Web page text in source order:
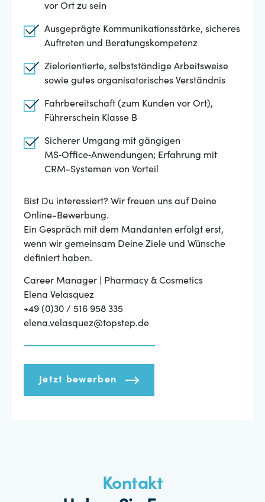
vor Ort zu sein
Ausgeprägte Kommunikationsstärke, sicheres
Auftreten und Beratungskompetenz
Zielorientierte, selbstständige Arbeitsweise
sowie gutes organisatorisches Verständnis
Fahrbereitschaft (zum Kunden vor Ort),
Führerschein Klasse B
Sicherer Umgang mit gängigen
MS‑Office‑Anwendungen; Erfahrung mit
CRM-Systemen von Vorteil
Bist Du interessiert? Wir freuen uns auf Deine
Online-Bewerbung.
Ein Gespräch mit dem Mandanten erfolgt erst,
wenn wir gemeinsam Deine Ziele und Wünsche
definiert haben.
Career Manager | Pharmacy & Cosmetics
Elena Velasquez
+49 (0)30 / 516 958 335
elena.velasquez@topstep.de
Jetzt bewerben
Kontakt